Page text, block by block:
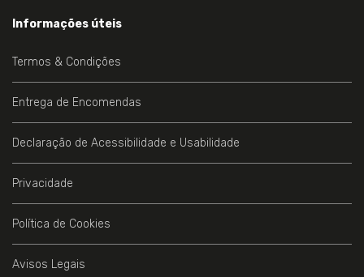
Informações úteis
Termos & Condições
Entrega de Encomendas
Declaração de Acessibilidade e Usabilidade
Privacidade
Política de Cookies
Avisos Legais